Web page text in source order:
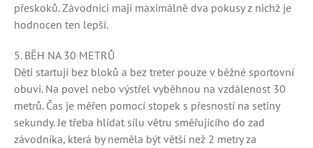
přeskoků. Závodníci mají maximálně dva pokusy z nichž je
hodnocen ten lepší.
5. BĚH NA 30 METRŮ
Děti startují bez bloků a bez treter pouze v běžné sportovní
obuvi. Na povel nebo výstřel vyběhnou na vzdálenost 30
metrů. Čas je měřen pomocí stopek s přesností na setiny
sekundy. Je třeba hlídat sílu větru směřujícího do zad
závodníka, která by neměla být větší než 2 metry za